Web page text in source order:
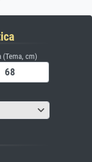
(Tema, cm)